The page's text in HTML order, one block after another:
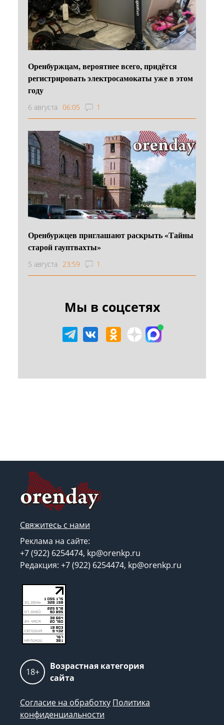
Оренбуржцам, вероятнее всего, придётся
регистрировать электросамокаты уже в этом
году
6 августа 06:05 1
Оренбуржцев приглашают раскрыть «Тайны
старой гауптвахты»
5 августа 23:59 1
Мы в соцсетях
Свяжитесь с нами
Реклама на сайте:
+7 (922) 6254474, kp@orenkp.ru
Редакция: +7 (922) 6254474, kp@orenkp.ru
18+
Возрастная категория
сайта
Согласие на обработку Политика
конфиденциальности